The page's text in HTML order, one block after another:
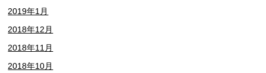
2019年1月
2018年12月
2018年11月
2018年10月